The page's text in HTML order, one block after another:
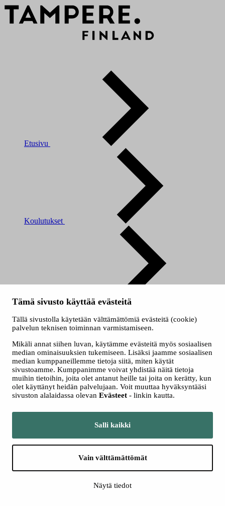
Tämä sivusto käyttää evästeitä
Tällä sivustolla käytetään välttämättömiä evästeitä (cookie)
palvelun teknisen toiminnan varmistamiseen.
Mikäli annat siihen luvan, käytämme evästeitä myös sosiaalisen
median ominaisuuksien tukemiseen. Lisäksi jaamme sosiaalisen
median kumppaneillemme tietoja siitä, miten käytät
sivustoamme. Kumppanimme voivat yhdistää näitä tietoja
muihin tietoihin, joita olet antanut heille tai joita on kerätty, kun
olet käyttänyt heidän palvelujaan. Voit muuttaa hyväksyntääsi
sivuston alalaidassa olevan Evästeet - linkin kautta.
Salli kaikki
Vain välttämättömät
Näytä tiedot
Etusivu
Koulutukset
Perustutkinto
Kiinteistönhoitaja (PT)
Puhtaus- ja kiinteistöpalvelualan perustutkinto, kiinteistönhoidon
osaamisala
Kiinteistönhoitaja (PT)
Haluatko olla mukana kiinteistön elinkaaren ylläpitotöissä, jossa
monipuolinen tekninen osaaminen vuorovaikutuksessa asiakkaiden
kanssa on jokapäiväistä? Opiskele kiinteistöpalvelualan
ammattilaiseksi!
Hae koulutukseen
Hae koulutukseen Opintopolussa